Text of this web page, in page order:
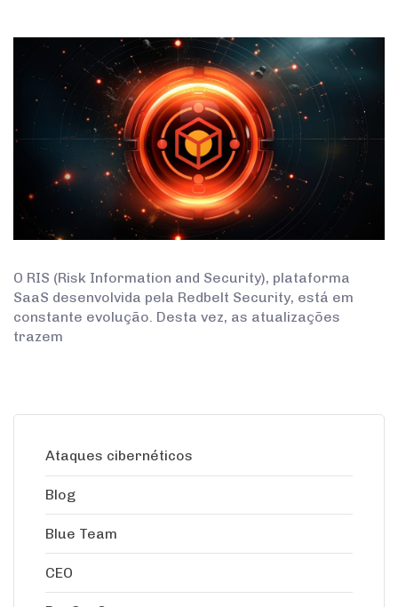
O RIS (Risk Information and Security), plataforma
SaaS desenvolvida pela Redbelt Security, está em
constante evolução. Desta vez, as atualizações
trazem
Ataques cibernéticos
Blog
Blue Team
CEO